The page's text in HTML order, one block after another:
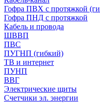
Гофра ПВХ с протяжкой
Гофра ПНД с протяжкой
Кабель и провода
ШВВП
ПВС
ПУГНП (гибкий)
ТВ и интернет
ПУНП
ВВГ
Электрические щиты
Счетчики эл. энергии